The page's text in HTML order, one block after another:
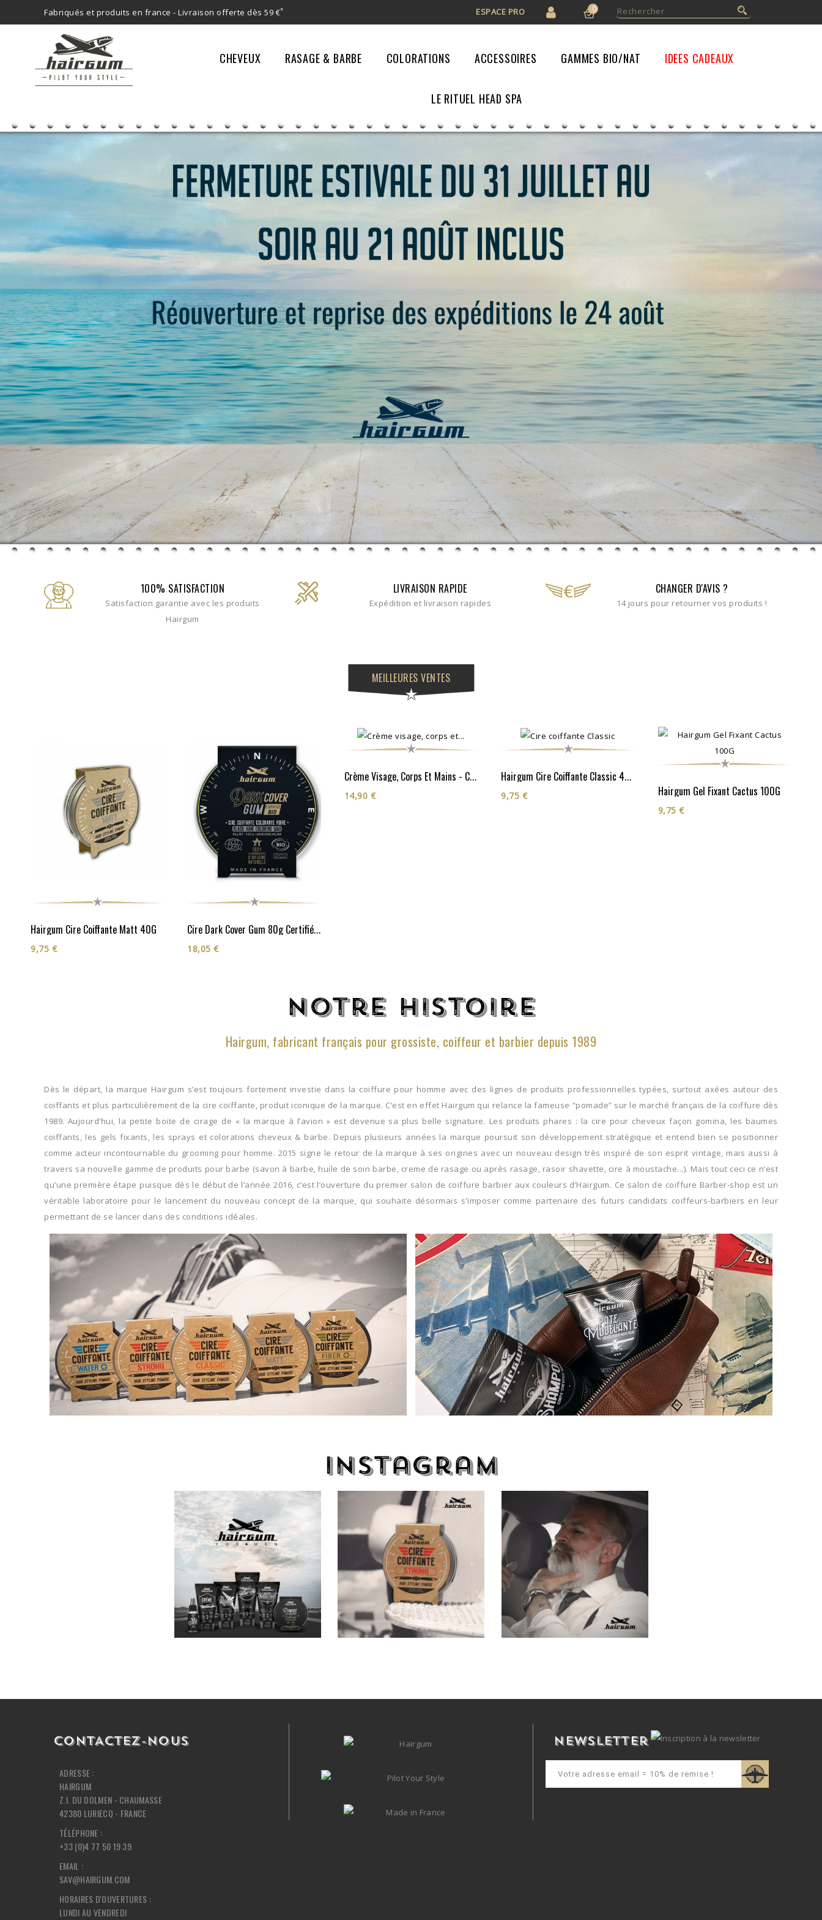
Fabriqués et produits en france - Livraison offerte dès 59 €* 0
ESPACE PRO
CHEVEUX RASAGE & BARBE COLORATIONS ACCESSOIRES GAMMES BIO/NAT IDEES CADEAUX
LE RITUEL HEAD SPA
100% SATISFACTION
Satisfaction garantie avec les produits
Hairgum
LIVRAISON RAPIDE
Expédition et livraison rapides
CHANGER D'AVIS ?
14 jours pour retourner vos produits !
MEILLEURES VENTES
Hairgum Cire Coiffante Matt 40G
9,75 €
Cire Dark Cover Gum 80g Certifiée Cosmos Organic**
18,05 €
Crème Visage, Corps Et Mains - Cosmos Organic**
14,90 €
Hairgum Cire Coiffante Classic 40G
9,75 €
Hairgum Gel Fixant Cactus 100G
9,75 €
Notre histoire
Hairgum, fabricant français pour grossiste, coiffeur et barbier depuis 1989
Dès le départ, la marque Hairgum s’est toujours fortement investie dans la coiffure pour homme avec des lignes de produits professionnelles typées, surtout axées autour des
coiffants et plus particulièrement de la cire coiffante, produit iconique de la marque. C’est en effet Hairgum qui relance la fameuse “pomade” sur le marché français de la coiffure dès
1989. Aujourd’hui, la petite boite de cirage de « la marque à l’avion » est devenue sa plus belle signature. Les produits phares : la cire pour cheveux façon gomina, les baumes
coiffants, les gels fixants, les sprays et colorations cheveux & barbe. Depuis plusieurs années la marque poursuit son développement stratégique et entend bien se positionner
comme acteur incontournable du grooming pour homme. 2015 signe le retour de la marque à ses origines avec un nouveau design très inspiré de son esprit vintage, mais aussi à
travers sa nouvelle gamme de produits pour barbe (savon à barbe, huile de soin barbe, creme de rasage ou après rasage, rasoir shavette, cire à moustache...). Mais tout ceci ce n’est
qu’une première étape puisque dès le début de l’année 2016, c’est l’ouverture du premier salon de coiffure barbier aux couleurs d’Hairgum. Ce salon de coiffure Barber-shop est un
véritable laboratoire pour le lancement du nouveau concept de la marque, qui souhaite désormais s’imposer comme partenaire des futurs candidats coiffeurs-barbiers en leur
permettant de se lancer dans des conditions idéales.
Instagram
CONTACTEZ-NOUS
ADRESSE :
HAIRGUM
Z.I. DU DOLMEN - CHAUMASSE
42380 LURIECQ - FRANCE
TÉLÉPHONE :
+33 (0)4 77 50 19 39
EMAIL :
SAV@HAIRGUM.COM
HORAIRES D'OUVERTURES :
LUNDI AU VENDREDI
Newsletter